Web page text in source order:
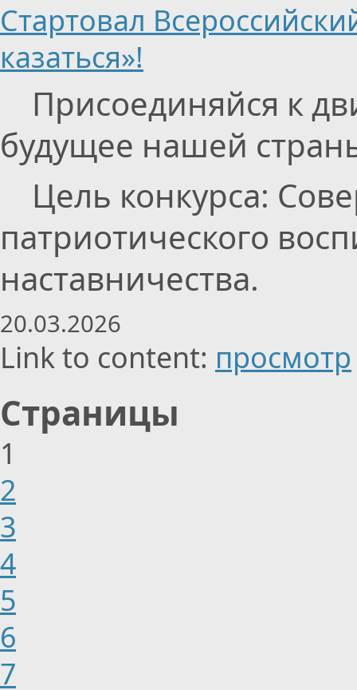
Стартовал
казаться»!
Присоединяйся к
будущее нашей
Цель конкурса:
патриотического
наставничества.
20.03.2026
Link to content: просмотр
Страницы
1
2
3
4
5
6
7